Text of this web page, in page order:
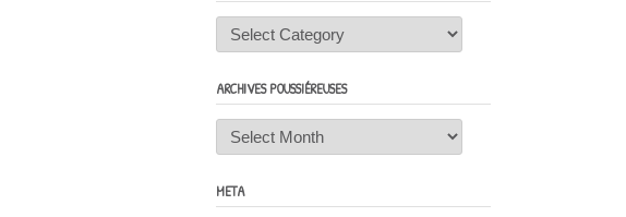
Chaudossiers
ARCHIVES POUSSIÉREUSES
Archives
poussiéreuses
META